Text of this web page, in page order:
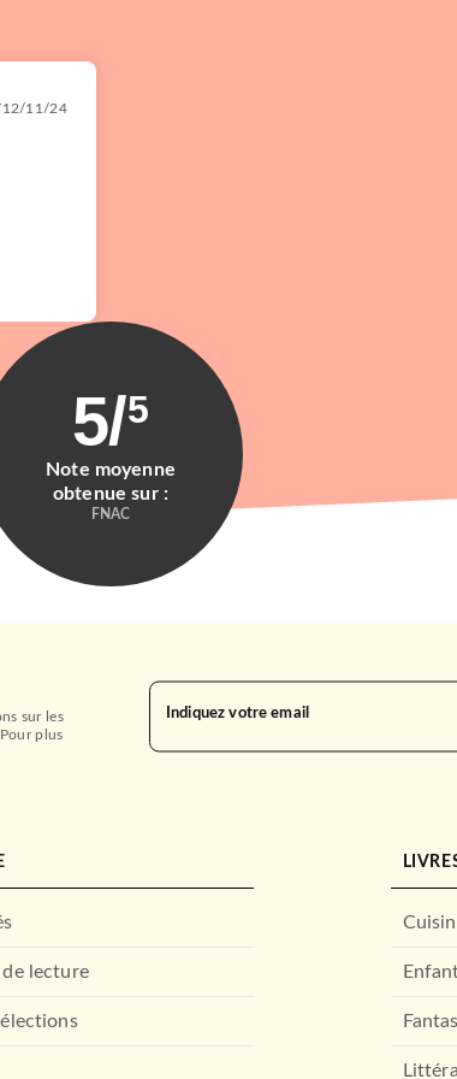
12/11/24
5/5
Note moyenne
obtenue sur :
FNAC
sur les
plus
Indiquez votre email
lecture